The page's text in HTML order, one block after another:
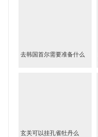
去韩国首尔需要准备什么
玄关可以挂孔雀牡丹么